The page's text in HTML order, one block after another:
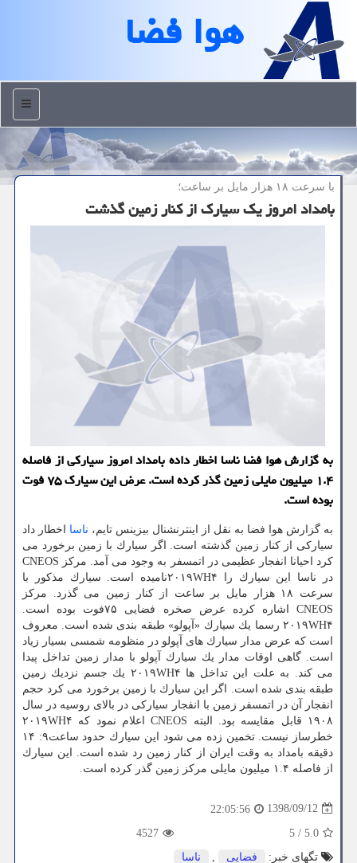
هوا فضا
منو
با سرعت ۱۸ هزار مایل بر ساعت؛
بامداد امروز یك سیارك از كنار زمین گذشت
به گزارش هوا فضا ناسا اخطار داده بامداد امروز سیاركی از فاصله
۱.۴ میلیون مایلی زمین گذر كرده است. عرض این سیارك ۷۵ فوت
بوده است.
به گزارش هوا فضا به نقل از اینترنشنال بیزینس تایم، ناسا اخطار داد
سیاركی از كنار زمین گذشته است. اگر سیارك با زمین برخورد می
كرد احیانا انفجار عظیمی در اتمسفر به وجود می آمد. مركز CNEOS
در ناسا این سیارك را ۲۰۱۹WH۴نامیده است. سیارك مذكور با
سرعت ۱۸ هزار مایل بر ساعت از كنار زمین می گذرد. مركز
CNEOS اشاره كرده عرض صخره فضایی ۷۵فوت بوده است.
۲۰۱۹WH۴ رسما یك سیارك «آپولو» طبقه بندی شده است. معروف
است كه عرض مدار سیارك های آپولو در منظومه شمسی بسیار زیاد
است. گاهی اوقات مدار یك سیارك آپولو با مدار زمین تداخل پیدا
می كند. به علت این تداخل ها ۲۰۱۹WH۴ یك جسم نزدیك زمین
طبقه بندی شده است. اگر این سیارك با زمین برخورد می كرد حجم
انفجار آن در اتمسفر زمین با انفجار سیاركی در بالای روسیه در سال
۱۹۰۸ قابل مقایسه بود. البته CNEOS اعلام نمود كه ۲۰۱۹WH۴
خطرساز نیست. تخمین زده می شود این سیارك حدود ساعت۹: ۱۴
دقیقه بامداد به وقت ایران از كنار زمین رد شده است. این سیارك
از فاصله ۱.۴ میلیون مایلی مركز زمین گذر كرده است.
1398/09/12
22:05:56
5.0
/
5
4527
تگهای خبر:
فضایی , ناسا